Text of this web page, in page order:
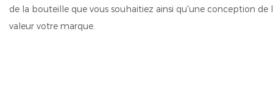
de la bouteille que vous souhaitiez ainsi qu'une conception
valeur votre marque.